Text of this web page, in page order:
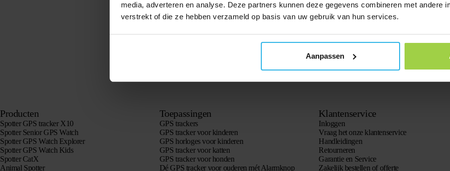
media, adverteren en analyse. Deze partners kunnen deze gegevens combineren met andere
verstrekt of die ze hebben verzameld op basis van uw gebruik van hun services.
Aanpassen
Producten
Spotter GPS tracker X10
Spotter Senior GPS Watch
Spotter GPS Watch Explorer
Spotter GPS Watch Kids
Spotter CatX
Animal Spotter
Toepassingen
GPS trackers
GPS tracker voor kinderen
GPS horloges voor kinderen
GPS tracker voor katten
GPS tracker voor honden
Dé GPS tracker voor ouderen mét Alarmknop
Klantenservice
Inloggen
Vraag het onze klantenservice
Handleidingen
Retourneren
Garantie en Service
Zakelijk bestellen of offerte